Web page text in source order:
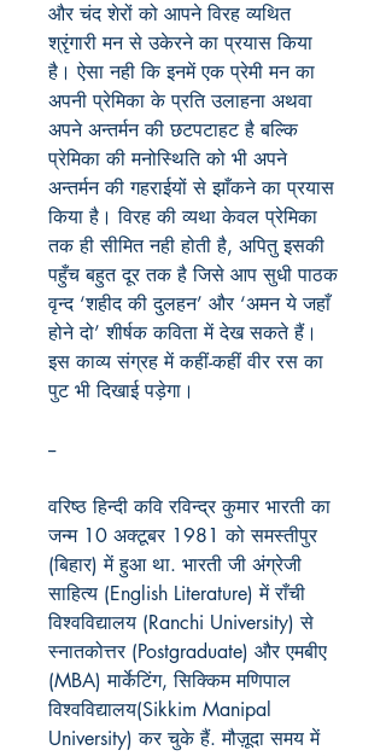
और चंद शेरों को आपने विरह व्यथित
श्रृंगारी मन से उकेरने का प्रयास किया
है। ऐसा नही कि इनमें एक प्रेमी मन का
अपनी प्रेमिका के प्रति उलाहना अथवा
अपने अन्तर्मन की छटपटाहट है बल्कि
प्रेमिका की मनोस्थिति को भी अपने
अन्तर्मन की गहराईयों से झाँकने का प्रयास
किया है। विरह की व्यथा केवल प्रेमिका
तक ही सीमित नही होती है, अपितु इसकी
पहुँच बहुत दूर तक है जिसे आप सुधी पाठक
वृन्द ‘शहीद की दुलहन’ और ‘अमन ये जहाँ
होने दो’ शीर्षक कविता में देख सकते हैं।
इस काव्य संग्रह में कहीं-कहीं वीर रस का
पुट भी दिखाई पड़ेगा।
--
वरिष्ठ हिन्दी कवि रविन्द्र कुमार भारती का
जन्म10 अक्टूबर 1981 को समस्तीपुर
(बिहार) में हुआ था. भारती जी अंग्रेजी
साहित्य (English Literature) में राँची
विश्वविद्यालय (Ranchi University) से
स्नातकोत्तर (Postgraduate) और एमबीए
(MBA)मार्केटिंग, सिक्किम मणिपाल
विश्वविद्यालय(Sikkim Manipal
University) कर चुके हैं. मौज़ूदा समय में